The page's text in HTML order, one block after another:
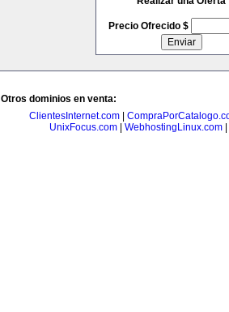
Precio Ofrecido $
Otros dominios en venta:
ClientesInternet.com
UnixFocus.com| WebhostingLinux.com|